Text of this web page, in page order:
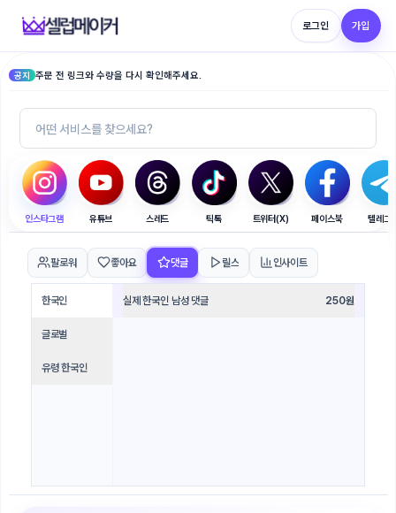
로그인 가입
공지 주문 전 링크와 수량을 다시 확인해주세요.
인스타그램 유튜브 스레드 틱톡 트위터(X) 페이스북 텔레그
팔로워 좋아요 댓글 릴스 인사이트
한국인
글로벌
유령 한국인
실제 한국인 남성 댓글 250원